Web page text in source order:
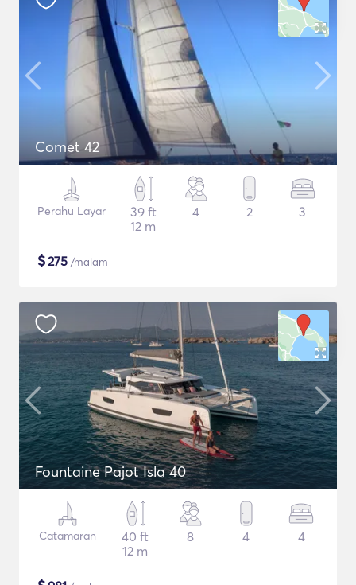
Comet 42
Perahu Layar
39 ft
12 m
4 2 3
$275 /malam
Fountaine Pajot Isla 40
Catamaran
40 ft
12 m
8 4 4